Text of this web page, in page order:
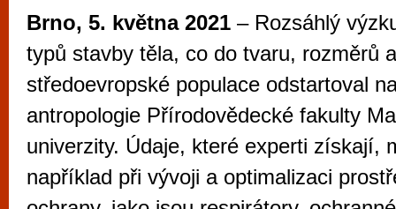
Brno, 5. května 2021 – Rozsáhlý
typů stavby těla, co do tvaru, rozměrů
středoevropské populace odstartoval
antropologie Přírodovědecké fakulty
univerzity. Údaje, které experti získají,
například při vývoji a optimalizaci
Brno je
zajímavé
restaurace,
Mimo jiné je ale také místem, kde si
vyzkoušet různé kasinové hry. V
metropoli naleznete širokou nabídku her
po moderní automaty jak pro pravidelné